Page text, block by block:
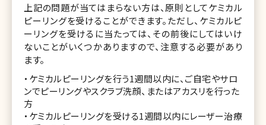
上記の問題が当てはまらない方は、原則としてケミカル
ピーリングを受けることができます。ただし、ケミカルピ
ーリングを受けるに当たっては、その前後にしてはいけ
ないことがいくつかありますので、注意する必要があり
ます。
・ケミカルピーリングを行う1週間以内に、ご自宅やサロ
ンでピーリングやスクラブ洗顔、またはアカスリを行った
方
・ケミカルピーリングを受ける1週間以内にレーザー治療